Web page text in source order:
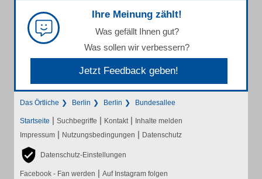
Ihre Meinung zählt!
Was gefällt Ihnen gut?
Was sollen wir verbessern?
Jetzt Feedback geben!
Das Örtliche Berlin Berlin Bundesallee
Startseite | Suchbegriffe | Kontakt | Inhalte melden
Impressum | Nutzungsbedingungen | Datenschutz
Datenschutz-Einstellungen
Facebook - Fan werden | Auf Instagram folgen